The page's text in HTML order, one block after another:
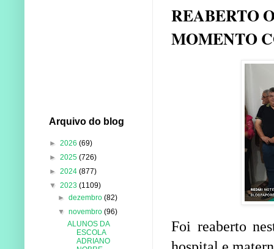
REABERTO
MOMENTO
Foi reaberto
Arquivo do blog
► 2026 (69)
► 2025 (726)
► 2024 (877)
▼ 2023 (1109)
►dezembro(82)
▼novembro(96)
ALUNOS DA
ESCOLA
ADRIANO